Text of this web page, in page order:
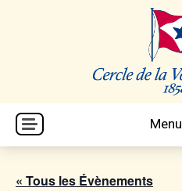
CVP
Cercle de la Voile de Paris
Menu
« Tous les Évènements